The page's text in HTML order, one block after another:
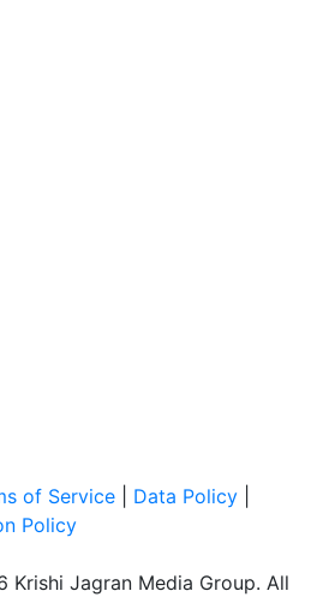
of Service Data Policy
Policy
Krishi Jagran Media Group. All